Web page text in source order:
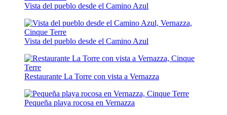
Vista del pueblo desde el Camino Azul
Vista del pueblo desde el Camino Azul
Restaurante La Torre con vista a Vernazza
Pequeña playa rocosa en Vernazza